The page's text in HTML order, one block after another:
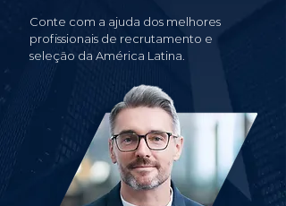
Conte com a ajuda dos melhores
profissionais de recrutamento e
seleção da América Latina.